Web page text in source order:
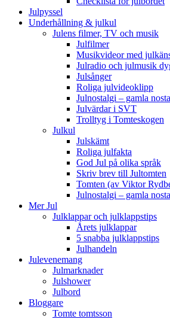
Julpyssel
Underhållning & julkul
Julens filmer, TV och musik
Julfilmer
Musikvideor med
Julradio och julmusik
Julsånger
Roliga julvideoklipp
Julnostalgi – gamla
Julvärdar i SVT
Trolltyg i Tomteskogen
Julkul
Julskämt
Roliga julfakta
God Jul på olika språk
Skriv brev till Jultomten
Tomten (av Viktor
Julnostalgi – gamla
Mer Jul
Julklappar och julklappstips
Årets julklappar
5 snabba julklappstips
Julhandeln
Julevenemang
Julmarknader
Julshower
Julbord
Bloggare
Tomte tomtsson